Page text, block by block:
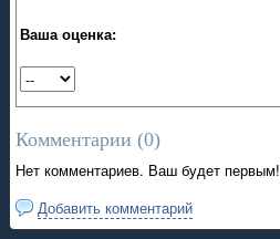
Ваша оценка:
Комментарии (0)
Нет комментариев. Ваш будет первым!
Добавить комментарий